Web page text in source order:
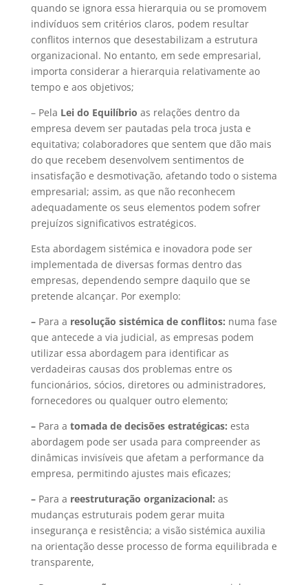
quando se ignora essa hierarquia ou se promovem
indivíduos sem critérios claros, podem resultar
conflitos internos que desestabilizam a estrutura
organizacional. No entanto, em sede empresarial,
importa considerar a hierarquia relativamente ao
tempo e aos objetivos;
– Pela Lei do Equilíbrio as relações dentro da
empresa devem ser pautadas pela troca justa e
equitativa; colaboradores que sentem que dão mais
do que recebem desenvolvem sentimentos de
insatisfação e desmotivação, afetando todo o sistema
empresarial; assim, as que não reconhecem
adequadamente os seus elementos podem sofrer
prejuízos significativos estratégicos.
Esta abordagem sistémica e inovadora pode ser
implementada de diversas formas dentro das
empresas, dependendo sempre daquilo que se
pretende alcançar. Por exemplo:
–Para a resolução sistémica de conflitos: numa fase
que antecede a via judicial, as empresas podem
utilizar essa abordagem para identificar as
verdadeiras causas dos problemas entre os
funcionários, sócios, diretores ou administradores,
fornecedores ou qualquer outro elemento;
– Para a tomada de decisões estratégicas: esta
abordagem pode ser usada para compreender as
dinâmicas invisíveis que afetam a performance da
empresa, permitindo ajustes mais eficazes;
– Para a reestruturação organizacional: as
mudanças estruturais podem gerar muita
insegurança e resistência; a visão sistémica auxilia
na orientação desse processo de forma equilibrada e
transparente,